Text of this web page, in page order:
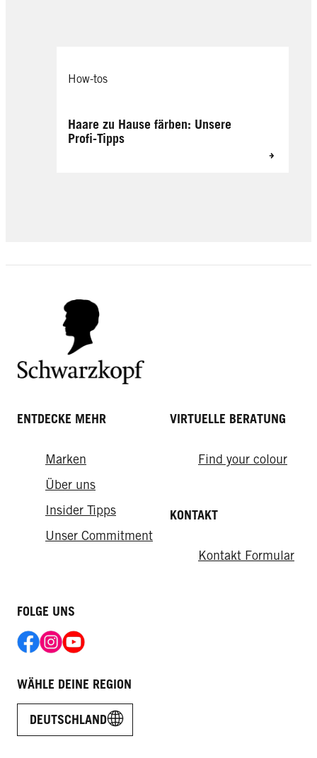
How-tos
Haare zu Hause färben: Unsere
Profi-Tipps
How-tos
Das Frisch-vom-Friseur-Gefühl für
zuhause
So sorgen Sie für eine gesunde
Kopfhaut
ENTDECKE MEHR
Marken
Über uns
Insider Tipps
Unser Commitment
VIRTUELLE BERATUNG
Find your colour
KONTAKT
Kontakt Formular
FOLGE UNS
WÄHLE DEINE REGION
DEUTSCHLAND